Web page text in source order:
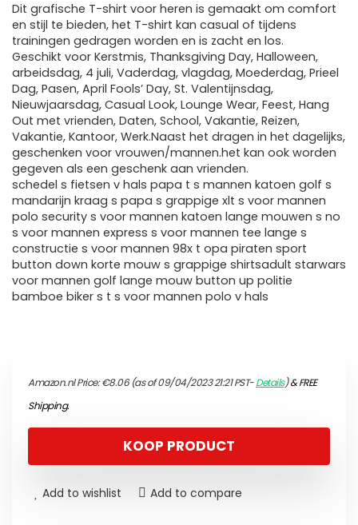
Dit grafische T-shirt voor heren is gemaakt om comfort
en stijl te bieden, het T-shirt kan casual of tijdens
trainingen gedragen worden en is zacht en los.
Geschikt voor Kerstmis, Thanksgiving Day, Halloween,
arbeidsdag, 4 juli, Vaderdag, vlagdag, Moederdag, Prieel
Dag, Pasen, April Fools’ Day, St. Valentijnsdag,
Nieuwjaarsdag, Casual Look, Lounge Wear, Feest, Hang
Out met vrienden, Daten, School, Vakantie, Reizen,
Vakantie, Kantoor, Werk.Naast het dragen in het dagelijks,
geschenken voor vrouwen/mannen.het kan ook worden
gegeven als een geschenk aan vrienden.
schedel s fietsen v hals papa t s mannen katoen golf s
mandarijn kraag s papa s grappige xlt s voor mannen
polo security s voor mannen katoen lange mouwen s no
s voor mannen express s voor mannen tee lange s
constructie s voor mannen 98x t opa piraten sport
button down korte mouw s grappige shirtsadult starwars
voor mannen golf lange mouw button up politie
bamboe biker s t s voor mannen polo v hals
Amazon.nl Price:€8.06(as of 09/04/2023 21:21 PST-Details)&FREE
Shipping.
KOOP PRODUCT
Add to wishlist Add to compare